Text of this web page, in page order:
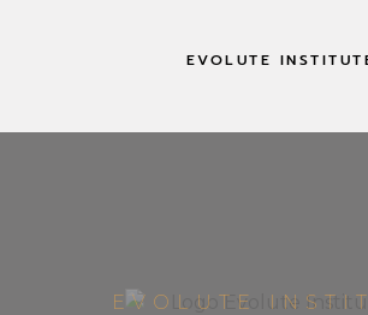
EVOLUTE
EVOLUTE